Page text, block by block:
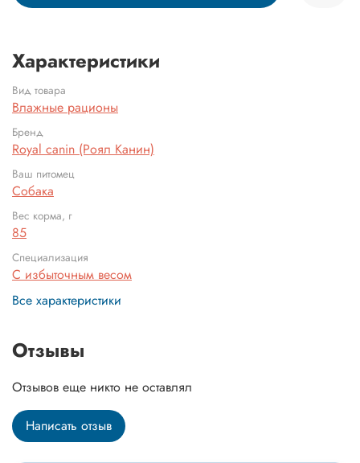
Характеристики
Вид товара
Влажные рационы
Бренд
Royal canin (Роял Канин)
Ваш питомец
Собака
Вес корма, г
85
Специализация
С избыточным весом
Все характеристики
Отзывы
Отзывов еще никто не оставлял
Написать отзыв